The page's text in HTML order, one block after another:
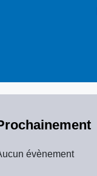
évènement